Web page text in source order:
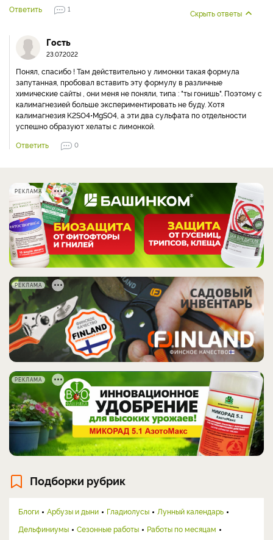
Ответить 1 Скрыть ответы
Гость
23.07.2022
Понял, спасибо ! Там действительно у лимонки такая формула
запутанная, пробовал вставить эту формулу в различные
химические сайты , они меня не поняли, типа : "ты гонишь". Поэтому с
калимагнезией больше экспериментировать не буду. Хотя
калимагнезия K2SO4•MgSO4, а эти два сульфата по отдельности
успешно образуют хелаты с лимонкой.
Ответить
0
РЕКЛАМА
РЕКЛАМА
РЕКЛАМА
Подборки рубрик
Блоги Арбузы и дыни Гладиолусы
Лунный календарь
Дельфиниумы
Сезонные работы
Работы по месяцам